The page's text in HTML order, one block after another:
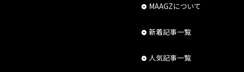
MAAGZについて
新着記事一覧
人気記事一覧